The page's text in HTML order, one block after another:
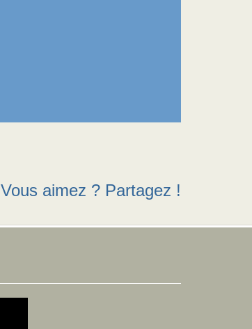
Vous aimez ? Partagez !